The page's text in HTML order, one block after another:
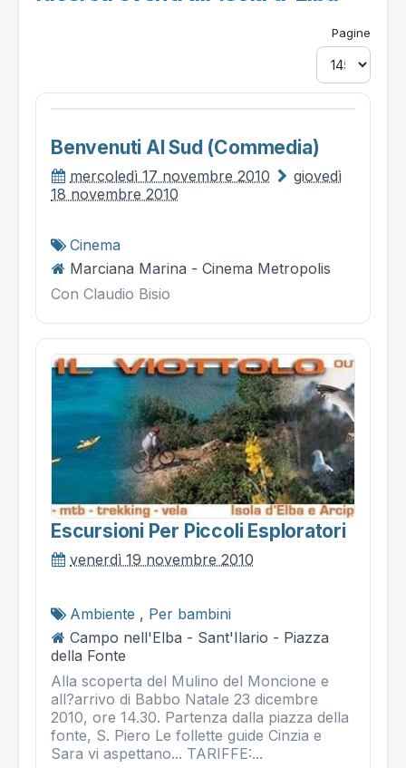
Pagine
Benvenuti Al Sud (commedia)
mercoledì 17 novembre 2010
giovedì
18 novembre 2010
Cinema
Marciana Marina - Cinema Metropolis
Con Claudio Bisio
Escursioni Per Piccoli Esploratori
venerdì 19 novembre 2010
Ambiente , Per bambini
Campo nell'Elba - Sant'Ilario - Piazza
della Fonte
Alla scoperta del Mulino del Moncione e
all?arrivo di Babbo Natale 23 dicembre
2010, ore 14.30. Partenza dalla piazza della
fonte, S. Piero Le follette guide Cinzia e
Sara vi aspettano... TARIFFE:...